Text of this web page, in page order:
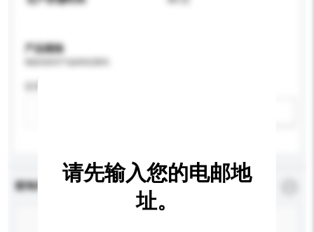
产品规格
查询内容 * 必须填写
请先输入您的电邮地
址。